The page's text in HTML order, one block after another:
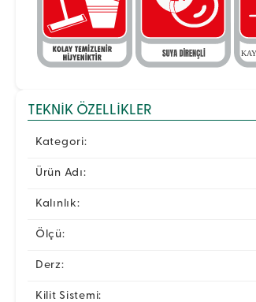
TEKNIK ÖZELLIKLER
Kategori:
Ürün Adı:
Kalınlık:
Ölçü:
Derz:
Kilit Sistemi: